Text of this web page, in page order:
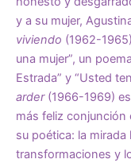
y a su mujer,
viviendo (1962-
una mujer”, un
Estrada” y “Usted
arder(1966-1969) es
más feliz conjunción
su poética: la
transformaciones y